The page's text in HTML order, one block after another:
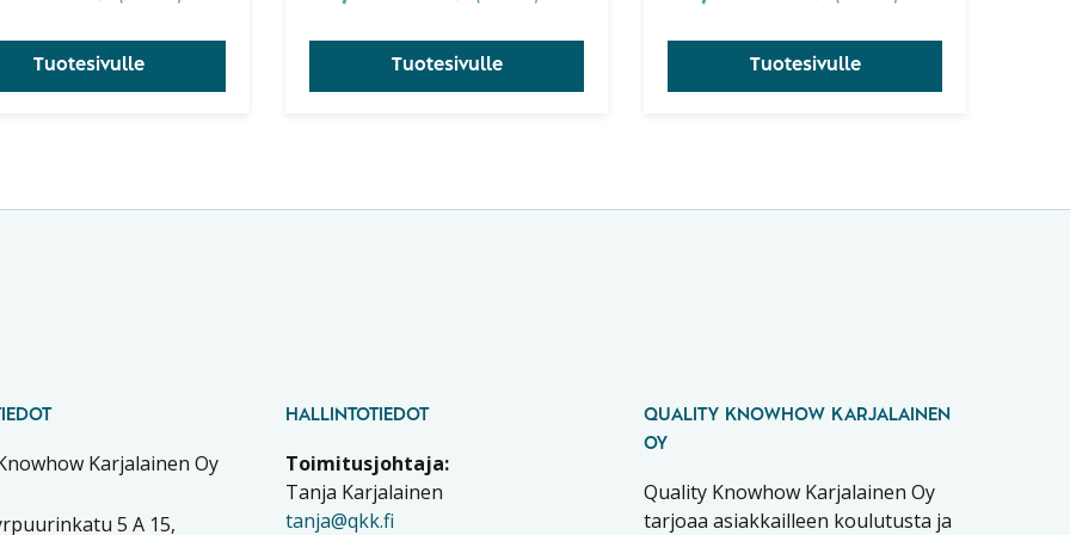
ja hallinta (MAIC) -
vaiheissa
keskeiset
Tuotesivulle Tuotesivulle Tuotesivulle
Karjalainen Oy
5 A 15,
HALLINTOTIEDOT
Toimitusjohtaja:
Tanja Karjalainen
tanja@qkk.fi
QUALITY KNOWHOW KARJALAINEN
OY
Quality Knowhow Karjalainen Oy
tarjoaa asiakkailleen koulutusta ja